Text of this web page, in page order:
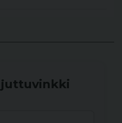
juttuvinkki